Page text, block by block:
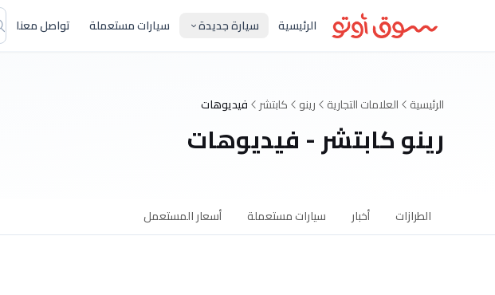
الرئيسية سيارة جديدة سيارات مستعملة تواصل معنا
الرئيسية العلامات التجارية رينو كابتشر فيديوهات
رينو كابتشر - فيديوهات
الطرازات أخبار سيارات مستعملة أسعار المستعمل